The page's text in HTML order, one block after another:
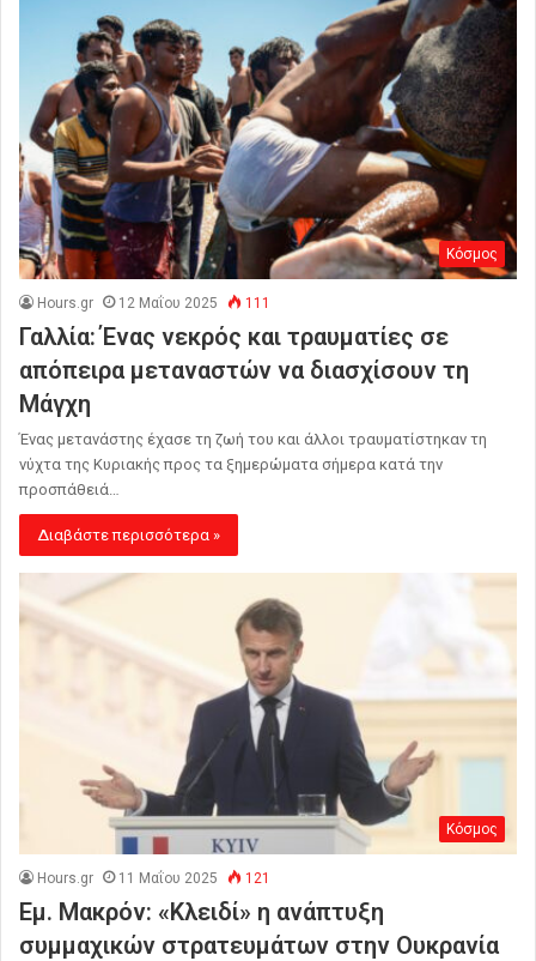
Κόσμος
Hours.gr 12 Μαΐου 2025 111
Γαλλία: Ένας νεκρός και τραυματίες σε
απόπειρα μεταναστών να διασχίσουν τη
Μάγχη
Ένας μετανάστης έχασε τη ζωή του και άλλοι τραυματίστηκαν τη
νύχτα της Κυριακής προς τα ξημερώματα σήμερα κατά την
προσπάθειά…
Διαβάστε περισσότερα »
Κόσμος
Hours.gr 11 Μαΐου 2025 121
Εμ. Μακρόν: «Κλειδί» η ανάπτυξη
συμμαχικών στρατευμάτων στην Ουκρανία